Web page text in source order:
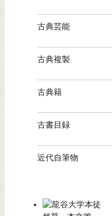
古典芸能
古典複製
古典籍
古書目録
近代自筆物